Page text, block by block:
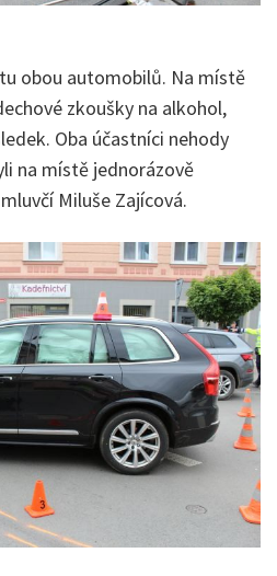
obou automobilů. Na místě
zkoušky na alkohol,
Oba účastníci nehody
na místě jednorázově
Miluše Zajícová.